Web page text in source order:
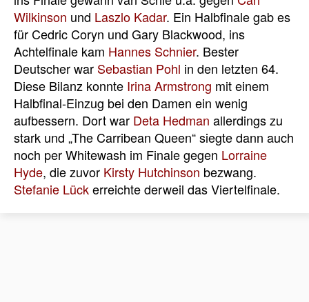
Wilkinson und Laszlo Kadar. Ein Halbfinale gab es
für Cedric Coryn und Gary Blackwood, ins
Achtelfinale kam Hannes Schnier. Bester
Deutscher war Sebastian Pohl in den letzten 64.
Diese Bilanz konnte Irina Armstrong mit einem
Halbfinal-Einzug bei den Damen ein wenig
aufbessern. Dort war Deta Hedman allerdings zu
stark und „The Carribean Queen“ siegte dann auch
noch per Whitewash im Finale gegen Lorraine
Hyde, die zuvor Kirsty Hutchinson bezwang.
Stefanie Lückerreichte derweil das Viertelfinale.